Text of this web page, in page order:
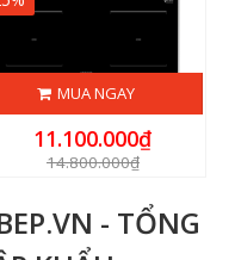
MUA NGAY
11.100.000₫
14.800.000₫
- TỔNG